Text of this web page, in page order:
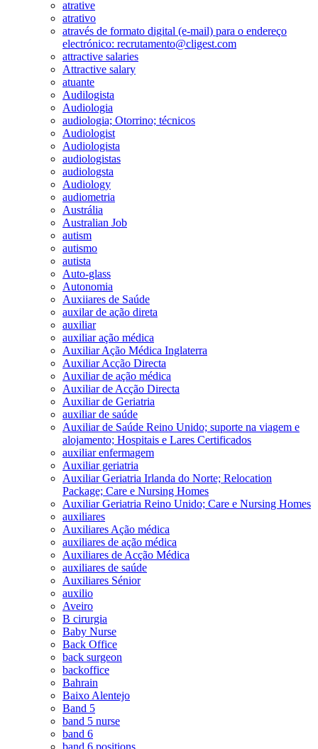
atrative
atrativo
através de formato digital (e-mail) para o endereço
electrónico: recrutamento@cligest.com
attractive salaries
Attractive salary
atuante
Audilogista
Audiologia
audiologia; Otorrino; técnicos
Audiologist
Audiologista
audiologistas
audiologsta
Audiology
audiometria
Austrália
Australian Job
autism
autismo
autista
Auto-glass
Autonomia
Auxiiares de Saúde
auxilar de ação direta
auxiliar
auxiliar ação médica
Auxiliar Ação Médica Inglaterra
Auxiliar Acção Directa
Auxiliar de ação médica
Auxiliar de Acção Directa
Auxiliar de Geriatria
auxiliar de saúde
Auxiliar de Saúde Reino Unido; suporte na viagem e
alojamento; Hospitais e Lares Certificados
auxiliar enfermagem
Auxiliar geriatria
Auxiliar Geriatria Irlanda do Norte; Relocation
Package; Care e Nursing Homes
Auxiliar Geriatria Reino Unido; Care e Nursing Homes
auxiliares
Auxiliares Ação médica
auxiliares de ação médica
Auxiliares de Acção Médica
auxiliares de saúde
Auxiliares Sénior
auxilio
Aveiro
B cirurgia
Baby Nurse
Back Office
back surgeon
backoffice
Bahrain
Baixo Alentejo
Band 5
band 5 nurse
band 6
band 6 positions